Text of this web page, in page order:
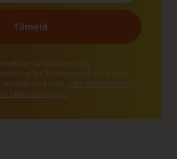
nyhedsbreve og
fra Batterinet.dk via e-mail.
mig igen. Læs mere i vores
elektronisk post